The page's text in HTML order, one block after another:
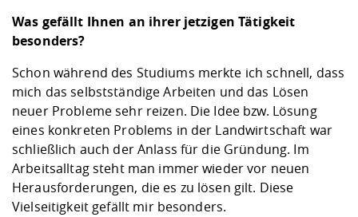
Was gefällt Ihnen an ihrer jetzigen Tätigkeit
besonders?
Schon während des Studiums merkte ich schnell, dass
mich das selbstständige Arbeiten und das Lösen
neuer Probleme sehr reizen. Die Idee bzw. Lösung
eines konkreten Problems in der Landwirtschaft war
schließlich auch der Anlass für die Gründung. Im
Arbeitsalltag steht man immer wieder vor neuen
Herausforderungen, die es zu lösen gilt. Diese
Vielseitigkeit gefällt mir besonders.